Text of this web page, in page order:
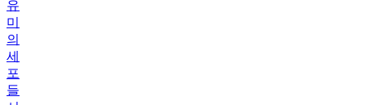
유
미
의
세
포
들